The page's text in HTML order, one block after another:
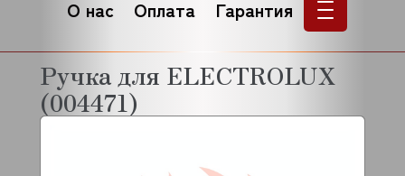
О нас Оплата Гарантия
Ручка для ELECTROLUX
(004471)